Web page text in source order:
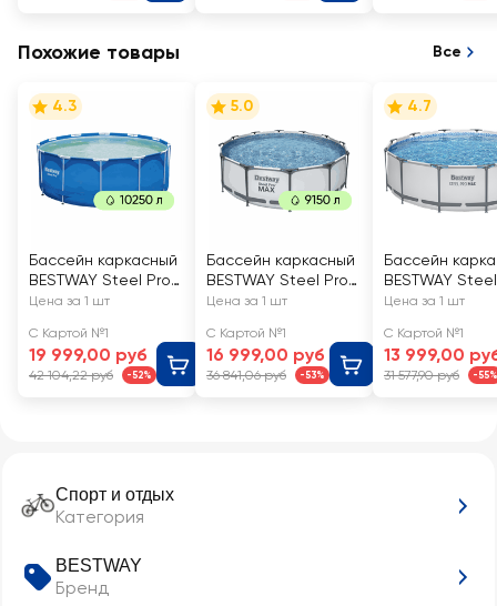
Спорт и отдых
Категория
BESTWAY
Бренд
Похожие товары Все
4.3
Бассейн каркасный
BESTWAY Steel Pro
10250л 366х122см, с
лестницей, Арт.
13898
Цена за 1 шт
С Картой №1
19 999,00 руб
42 104,22 руб -52%
5.0
Бассейн каркасный
BESTWAY Steel Pro
Max 9150л
фильтром-
насосом и
лестницей, Арт.
Цена за 1 шт
С Картой №1
16 999,00 руб
36 841,06 руб -53%
4.7
Бассейн
BESTWAY
Max 366х100см
Цена за 1 шт
С Картой №1
13 999,00
31 577,90 руб -55%